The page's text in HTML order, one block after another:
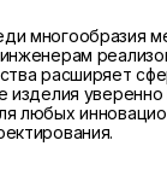
многообразия
расширяет
изделия уверенно
любых